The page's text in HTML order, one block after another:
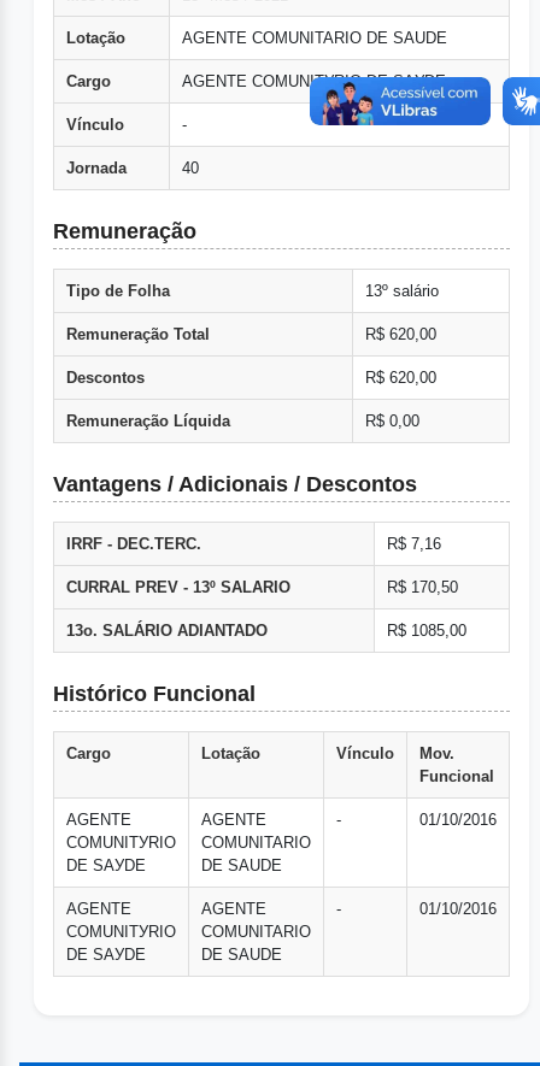
Lotação AGENTE COMUNITARIO DE SAUDE
Cargo AGENTE COMUNITУRIO DE SAУDE
Vínculo -
Jornada 40
Remuneração
Tipo de Folha 13º salário
Remuneração Total R$ 620,00
Descontos R$ 620,00
Remuneração Líquida R$ 0,00
Vantagens / Adicionais / Descontos
IRRF - DEC.TERC. R$ 7,16
CURRAL PREV - 13º SALARIO R$ 170,50
13o. SALÁRIO ADIANTADO R$ 1085,00
Histórico Funcional
Cargo Lotação Vínculo
Mov.
Funcional
AGENTE
COMUNITУRIO
DE SAУDE
AGENTE
COMUNITARIO
DE SAUDE
- 01/10/2016
AGENTE
COMUNITУRIO
DE SAУDE
AGENTE
COMUNITARIO
DE SAUDE
- 01/10/2016